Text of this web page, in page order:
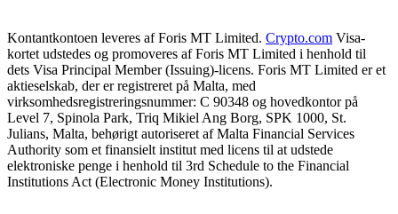
Kontantkontoen leveres af Foris MT Limited. Crypto.com Visa-
kortet udstedes og promoveres af Foris MT Limited i henhold til
dets Visa Principal Member (Issuing)-licens. Foris MT Limited er et
aktieselskab, der er registreret på Malta, med
virksomhedsregistreringsnummer: C 90348 og hovedkontor på
Level 7, Spinola Park, Triq Mikiel Ang Borg, SPK 1000, St.
Julians, Malta, behørigt autoriseret af Malta Financial Services
Authority som et finansielt institut med licens til at udstede
elektroniske penge i henhold til 3rd Schedule to the Financial
Institutions Act (Electronic Money Institutions).